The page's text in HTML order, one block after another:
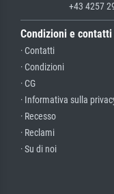
+43 4257
Condizioni e contatti
· Contatti
· Condizioni
· CG
· Informativa sulla
· Recesso
· Reclami
· Su di noi